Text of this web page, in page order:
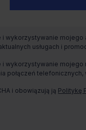
jest CBRE sp. z o. o.
i wykorzystywanie
usługach i
wykorzystywanie
połączeń
i obowiązują ją Politykę